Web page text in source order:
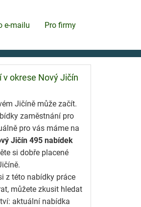
e-mailu Pro firmy
okrese Nový Jičín
Jičíně může začít.
zaměstnání pro
pro vás máme na
Jičín 495 nabídek
si dobře placené
z této nabídky práce
můžete zkusit hledat
aktuální nabídka